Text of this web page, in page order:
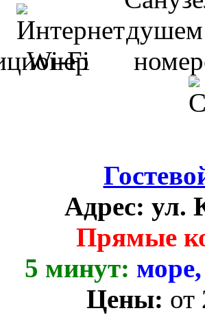
Адрес: ул.
Прямые
5 минут:
Цены: от